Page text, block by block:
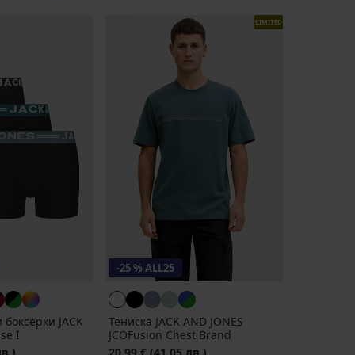
JACK
I
LIMITED
-25 % ALL25
Тениска JACK AND JONES
JCOFusion Chest Brand